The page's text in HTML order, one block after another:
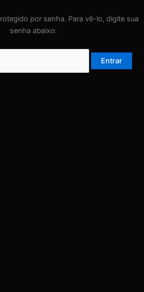
por senha. Para vê-lo, digite sua
senha abaixo: